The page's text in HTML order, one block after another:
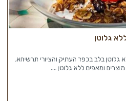
גלוטן
גלוטן בלב בכפר העתיק והציורי תרשיחא,
ומאפים ללא גלוטן ....